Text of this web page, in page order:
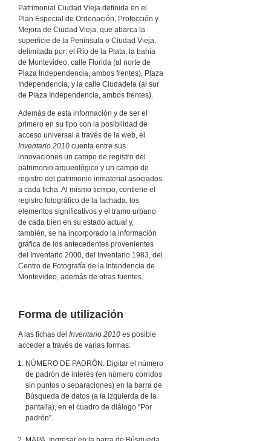
Patrimonial Ciudad Vieja definida en el
Plan Especial de Ordenación, Protección y
Mejora de Ciudad Vieja, que abarca la
superficie de la Península o Ciudad Vieja,
delimitada por: el Río de la Plata, la bahía
de Montevideo, calle Florida (al norte de
Plaza Independencia, ambos frentes), Plaza
Independencia, y la calle Ciudadela (al sur
de Plaza Independencia, ambos frentes).
Además de esta información y de ser el
primero en su tipo con la posibilidad de
acceso universal a través de la web, el
Inventario 2010 cuenta entre sus
innovaciones un campo de registro del
patrimonio arqueológico y un campo de
registro del patrimonio inmaterial asociados
a cada ficha. Al mismo tiempo, contiene el
registro fotográfico de la fachada, los
elementos significativos y el tramo urbano
de cada bien en su estado actual y,
también, se ha incorporado la información
gráfica de los antecedentes provenientes
del Inventario 2000, del Inventario 1983, del
Centro de Fotografía de la Intendencia de
Montevideo, además de otras fuentes.
Forma de utilización
A las fichas del Inventario 2010 es posible
acceder a través de varias formas:
NÚMERO DE PADRÓN. Digitar el número
de padrón de interés (en número corridos
sin puntos o separaciones) en la barra de
Búsqueda de datos (a la izquierda de la
pantalla), en el cuadro de diálogo “Por
padrón”.